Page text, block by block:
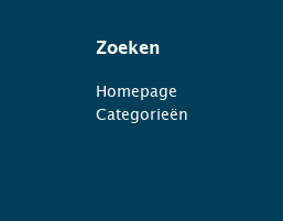
Zoeken
Homepage
Categorieën